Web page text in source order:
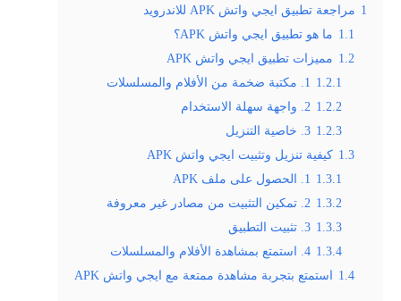
1 مراجعة تطبيق ايجي واتش APK للاندرويد
1.1 ما هو تطبيق ايجي واتش APK؟
1.2 مميزات تطبيق ايجي واتش APK
1.2.1 1. مكتبة ضخمة من الأفلام والمسلسلات
1.2.2 2. واجهة سهلة الاستخدام
1.2.3 3. خاصية التنزيل
1.3 كيفية تنزيل وتثبيت ايجي واتش APK
1.3.1 1. الحصول على ملف APK
1.3.2 2. تمكين التثبيت من مصادر غير معروفة
1.3.3 3. تثبيت التطبيق
1.3.4 4. استمتع بمشاهدة الأفلام والمسلسلات
1.4 استمتع بتجربة مشاهدة ممتعة مع ايجي واتش APK